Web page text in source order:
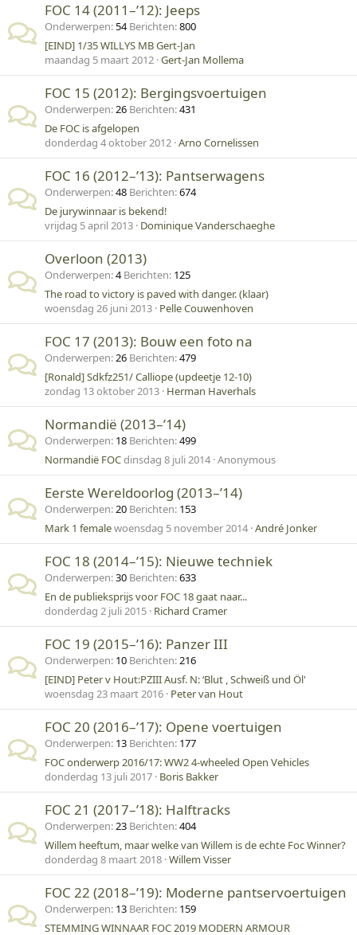
FOC 14 (2011–’12): Jeeps
Onderwerpen 54 Berichten 800
[EIND] 1/35 WILLYS MB Gert-Jan
maandag 5 maart 2012 Gert-Jan Mollema
FOC 15 (2012): Bergingsvoertuigen
Onderwerpen 26 Berichten 431
De FOC is afgelopen
donderdag 4 oktober 2012 Arno Cornelissen
FOC 16 (2012–’13): Pantserwagens
Onderwerpen 48 Berichten 674
De jurywinnaar is bekend!
vrijdag 5 april 2013 Dominique Vanderschaeghe
Overloon (2013)
Onderwerpen 4 Berichten 125
The road to victory is paved with danger. (klaar)
woensdag 26 juni 2013 Pelle Couwenhoven
FOC 17 (2013): Bouw een foto na
Onderwerpen 26 Berichten 479
[Ronald] Sdkfz251/ Calliope (updeetje 12-10)
zondag 13 oktober 2013 Herman Haverhals
Normandië (2013–’14)
Onderwerpen 18 Berichten 499
Normandië FOCdinsdag 8 juli 2014 Anonymous
Eerste Wereldoorlog (2013–’14)
Onderwerpen 20 Berichten 153
Mark 1 femalewoensdag 5 november 2014 André Jonker
FOC 18 (2014–’15): Nieuwe techniek
Onderwerpen 30 Berichten 633
En de publieksprijs voor FOC 18 gaat naar...
donderdag 2 juli 2015 Richard Cramer
FOC 19 (2015–’16): Panzer III
Onderwerpen 10 Berichten 216
[EIND] Peter v Hout:PZIII Ausf. N: ‘Blut , Schweiß und Öl'
woensdag 23 maart 2016 Peter van Hout
FOC 20 (2016–’17): Opene voertuigen
Onderwerpen 13 Berichten 177
FOC onderwerp 2016/17: WW2 4-wheeled Open Vehicles
donderdag 13 juli 2017 Boris Bakker
FOC 21 (2017–’18): Halftracks
Onderwerpen 23 Berichten 404
Willem heeftum, maar welke van Willem is de echte Foc Winner?
donderdag 8 maart 2018 Willem Visser
FOC 22 (2018–’19): Moderne pantservoertuigen
Onderwerpen 13 Berichten 159
STEMMING WINNAAR FOC 2019 MODERN ARMOUR